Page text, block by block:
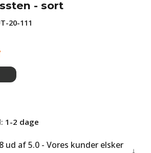
- sort
20-111
1-2 dage
ud af 5.0 - Vores kunder elsker